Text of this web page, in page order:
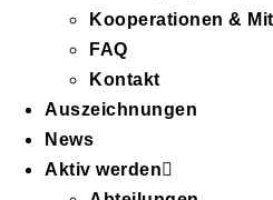
Kooperationen &
FAQ
Kontakt
Auszeichnungen
News
Aktiv werden